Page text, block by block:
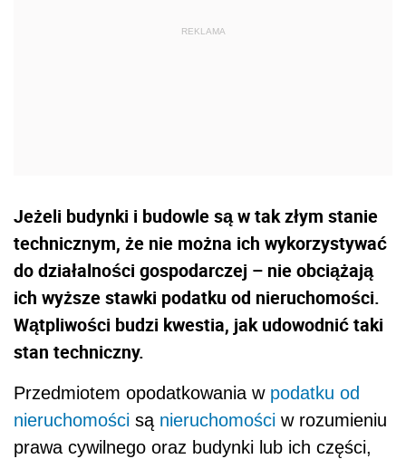
Jeżeli budynki i budowle są w tak złym stanie
technicznym, że nie można ich wykorzystywać
do działalności gospodarczej – nie obciążają
ich wyższe stawki podatku od nieruchomości.
Wątpliwości budzi kwestia, jak udowodnić taki
stan techniczny.
Przedmiotem opodatkowania w podatku od
nieruchomości są nieruchomości w rozumieniu
prawa cywilnego oraz budynki lub ich części,